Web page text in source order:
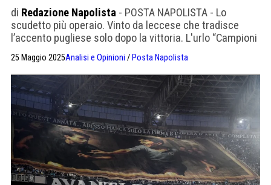
di Redazione Napolista - POSTA NAPOLISTA - Lo
scudetto più operaio. Vinto da leccese che tradisce
l’accento pugliese solo dopo la vittoria. L'urlo “Campioni
25 Maggio 2025Analisi e Opinioni / Posta Napolista